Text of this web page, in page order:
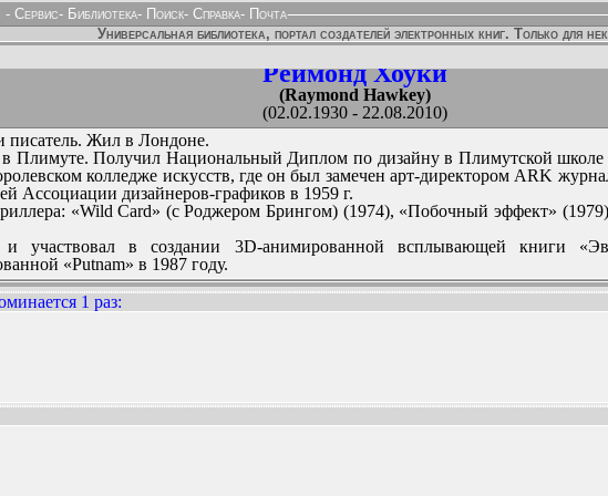
- Сервис- Библиотека- Поиск- Справка- Почта
Универсальная библиотека, портал создателей электронных книг. Только для
Реймонд Хоуки
(Raymond Hawkey)
(02.02.1930 - 22.08.2010)
писатель. Жил в Лондоне.
Плимуте. Получил Национальный Диплом по дизайну в Плимутской школе
колледже искусств, где он был замечен арт-директором ARK
Ассоциации дизайнеров-графиков в 1959 г.
«Wild Card» (с Роджером Брингом) (1974), «Побочный эффект»
участвовал в создании 3D-анимированной всплывающей книги
«Putnam» в 1987 году.
1 раз: